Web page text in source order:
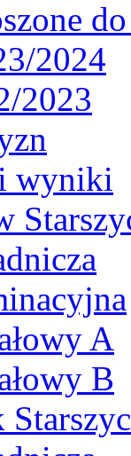
2024
2023
wyniki
A
B